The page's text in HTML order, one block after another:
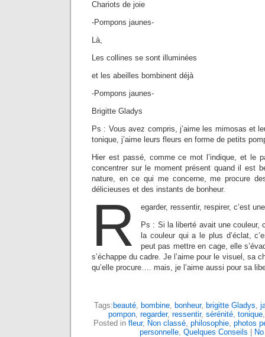
Chariots de joie
-Pompons jaunes-
Là,
Les collines se sont illuminées
et les abeilles bombinent déjà
-Pompons jaunes-
Brigitte Gladys
Ps : Vous avez compris, j’aime les mimosas et
tonique, j’aime leurs fleurs en forme de petits
Hier est passé, comme ce mot l’indique, et le
concentrer sur le moment présent quand il est
nature, en ce qui me concerne, me procure
délicieuses et des instants de bonheur.
R
egarder, ressentir, respirer, c’est
Ps : Si la liberté avait une couleur,
la couleur qui a le plus d’éclat,
peut pas mettre en cage, elle
s’échappe du cadre. Je l’aime pour le visuel, sa
qu’elle procure…. mais, je l’aime aussi pour sa
Tags:beauté bombine bonheur, brigitte Gladys
pompon regarder, ressentir, sérénité tonique
Posted in fleur, Non classé, philosophie, photos
personnelle Quelques Conseils |